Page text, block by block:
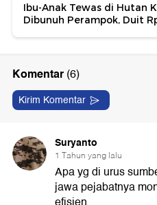
Ibu-Anak Tewas di Hutan
Dibunuh Perampok, Duit